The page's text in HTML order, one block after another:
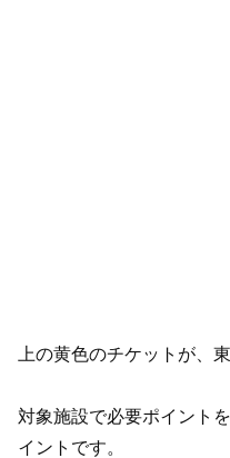
上の黄色のチケットが、
対象施設で必要ポイント
イントです。